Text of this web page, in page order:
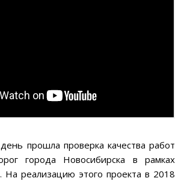
прошла проверка качества работ
города Новосибирска в рамках
реализацию этого проекта в 2018